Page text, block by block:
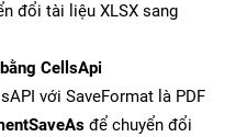
đổi tài liệu XLSX sang
CellsApi
với SaveFormat là PDF
để chuyển đổi